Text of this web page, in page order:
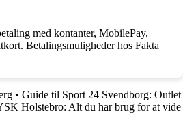
med kontanter, MobilePay,
Betalingsmuligheder hos Fakta
• Guide til Sport 24 Svendborg: Outlet
Holstebro: Alt du har brug for at vide